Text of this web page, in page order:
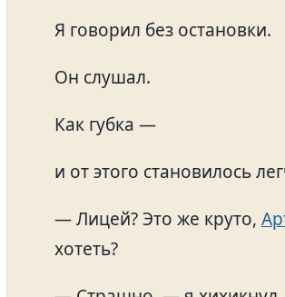
Я говорил без остановки.
Он слушал.
Как губка —
и от этого становилось
— Лицей? Это же круто,
хотеть?